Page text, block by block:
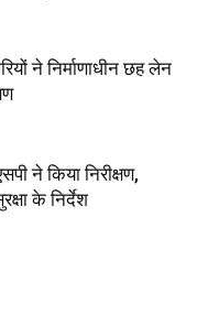
ने निर्माणाधीन छह लेन
ने किया निरीक्षण,
के निर्देश